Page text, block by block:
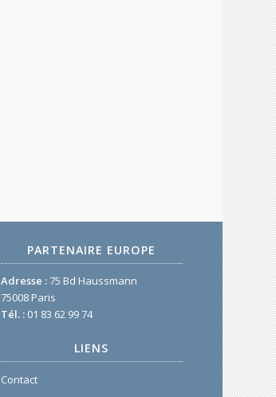
PARTENAIRE EUROPE
Adresse :75 Bd Haussmann
75008 Paris
Tél. : 01 83 62 99 74
LIENS
Contact